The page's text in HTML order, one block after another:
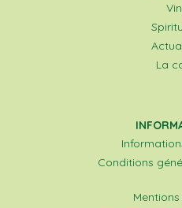
La
Conditions